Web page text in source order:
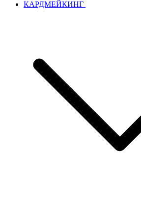
КАРДМЕЙКИНГ